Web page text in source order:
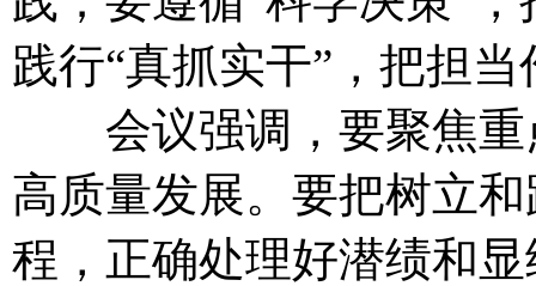
践行“真抓实干”，把担
会议强调，要聚焦重
高质量发展。要把树立
程，正确处理好潜绩和